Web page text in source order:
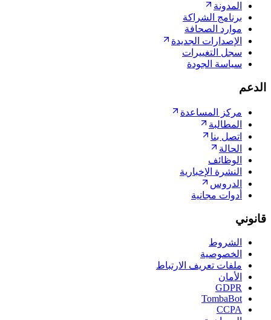
المدونة
برنامج الشراكة
موارد الصحافة
الإصدارات الجديدة
سجل التغييرات
سياسة الجودة
الدعم
مركز المساعدة
المطالبة
اتصل بنا
الحالة
الوظائف
النشرة الإخبارية
الدروس
أدوات مجانية
قانوني
الشروط
الخصوصية
ملفات تعريف الارتباط
الأمان
GDPR
TombaBot
CCPA